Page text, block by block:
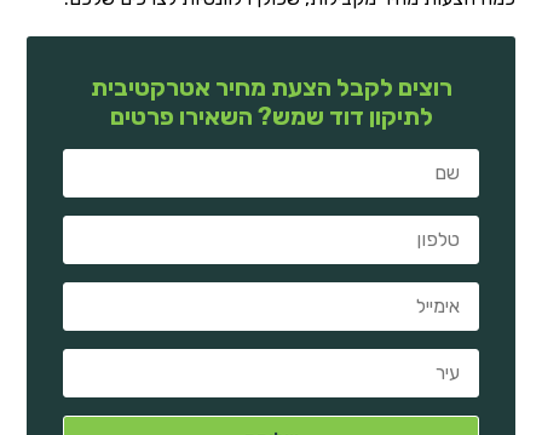
רוצים לקבל הצעת מחיר אטרקטיבית
לתיקון דוד שמש? השאירו פרטים